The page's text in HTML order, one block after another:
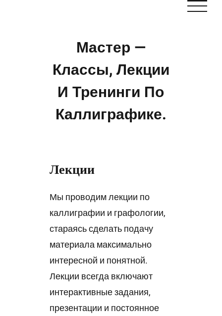
Мастер —
Классы, Лекции
И Тренинги По
Каллиграфике.
Лекции
Мы проводим лекции по
каллиграфии и графологии,
стараясь сделать подачу
материала максимально
интересной и понятной.
Лекции всегда включают
интерактивные задания,
презентации и постоянное